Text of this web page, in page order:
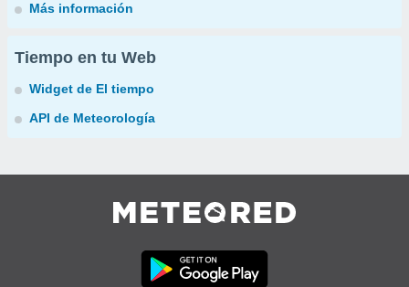
Más información
Tiempo en tu Web
Widget de El tiempo
API de Meteorología